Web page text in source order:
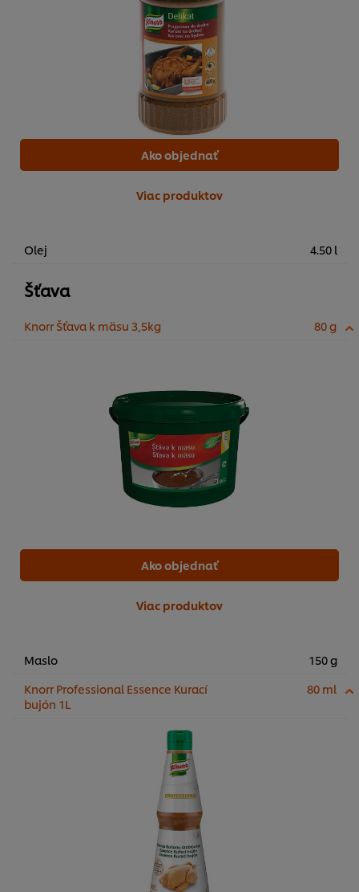
Ako objednať
Viac produktov
Olej 4.50 l
Šťava
Knorr Šťava k mäsu 3,5kg 80 g
Ako objednať
Viac produktov
Maslo
150 g
Knorr Professional Essence Kurací
bujón 1L
80 ml
Používame súbory cookies (a podobné techniky), aby
sme mohli zlepšiť Vaše skúsenosti s našim webom.
Súbory cookies Vám umožňujú využívať niektoré funkcie